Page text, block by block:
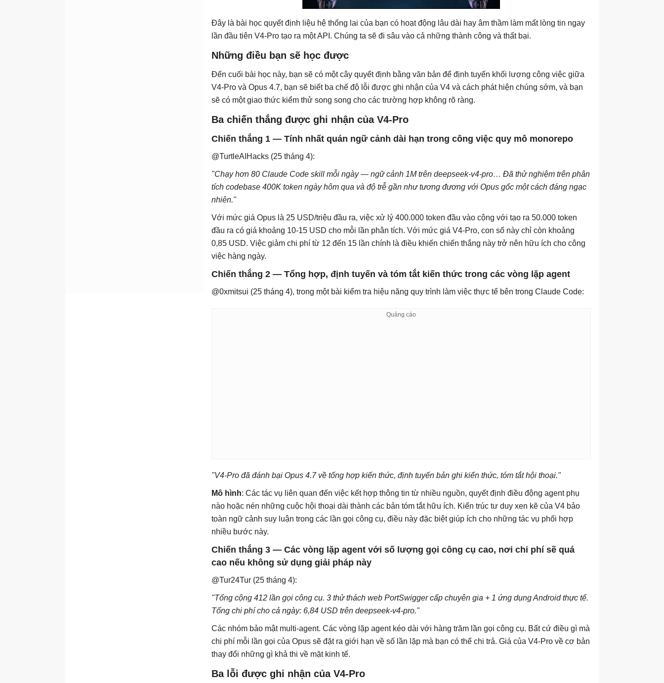
Đây là bài học quyết định liệu hệ thống lai của bạn có hoạt động lâu dài hay âm thầm làm mất lòng tin ngay
lần đầu tiên V4-Pro tạo ra một API. Chúng ta sẽ đi sâu vào cả những thành công và thất bại.
Những điều bạn sẽ học được
Đến cuối bài học này, bạn sẽ có một cây quyết định bằng văn bản để định tuyến khối lượng công việc giữa
V4-Pro và Opus 4.7, bạn sẽ biết ba chế độ lỗi được ghi nhận của V4 và cách phát hiện chúng sớm, và bạn
sẽ có một giao thức kiểm thử song song cho các trường hợp không rõ ràng.
Ba chiến thắng được ghi nhận của V4-Pro
Chiến thắng 1 — Tính nhất quán ngữ cảnh dài hạn trong công việc quy mô monorepo
@TurtleAIHacks (25 tháng 4):
"Chạy hơn 80 Claude Code skill mỗi ngày — ngữ cảnh 1M trên deepseek-v4-pro… Đã thử nghiệm trên phân
tích codebase 400K token ngày hôm qua và độ trễ gần như tương đương với Opus gốc một cách đáng ngạc
nhiên."
Với mức giá Opus là 25 USD/triệu đầu ra, việc xử lý 400.000 token đầu vào cộng với tạo ra 50.000 token
đầu ra có giá khoảng 10-15 USD cho mỗi lần phân tích. Với mức giá V4-Pro, con số này chỉ còn khoảng
0,85 USD. Việc giảm chi phí từ 12 đến 15 lần chính là điều khiến chiến thắng này trở nên hữu ích cho công
việc hàng ngày.
Chiến thắng 2 — Tổng hợp, định tuyến và tóm tắt kiến ​​thức trong các vòng lặp agent
@0xmitsui (25 tháng 4), trong một bài kiểm tra hiệu năng quy trình làm việc thực tế bên trong Claude Code:
"V4-Pro đã đánh bại Opus 4.7 về tổng hợp kiến ​​thức, định tuyến bản ghi kiến ​​thức, tóm tắt hội thoại."
Mô hình: Các tác vụ liên quan đến việc kết hợp thông tin từ nhiều nguồn, quyết định điều động agent phụ
nào hoặc nén những cuộc hội thoại dài thành các bản tóm tắt hữu ích. Kiến trúc tư duy xen kẽ của V4 bảo
toàn ngữ cảnh suy luận trong các lần gọi công cụ, điều này đặc biệt giúp ích cho những tác vụ phối hợp
nhiều bước này.
Chiến thắng 3 — Các vòng lặp agent với số lượng gọi công cụ cao, nơi chi phí sẽ quá
cao nếu không sử dụng giải pháp này
@Tur24Tur (25 tháng 4):
"Tổng cộng 412 lần gọi công cụ. 3 thử thách web PortSwigger cấp chuyên gia + 1 ứng dụng Android thực tế.
Tổng chi phí cho cả ngày: 6,84 USD trên deepseek-v4-pro."
Các nhóm bảo mật multi-agent. Các vòng lặp agent kéo dài với hàng trăm lần gọi công cụ. Bất cứ điều gì mà
chi phí mỗi lần gọi của Opus sẽ đặt ra giới hạn về số lần lặp mà bạn có thể chi trả. Giá của V4-Pro về cơ bản
thay đổi những gì khả thi về mặt kinh tế.
Ba lỗi được ghi nhận của V4-Pro